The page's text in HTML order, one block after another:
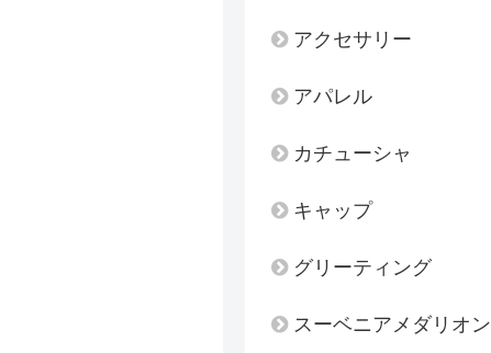
アクセサリー
アパレル
カチューシャ
キャップ
グリーティング
スーベニアメダリオン